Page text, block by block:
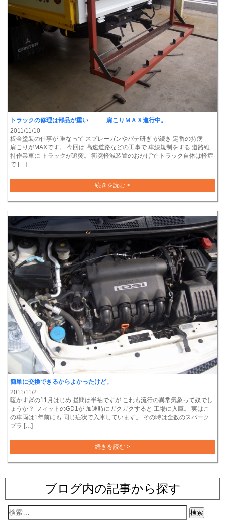
トラックの修理は部品が重い 肩こりＭＡＸ進行中。
2011/11/10
板金塗装の仕事が 重なって スプレーガンやパテ研ぎ が続き 定番の持病
肩こりがMAXです。 今回は 高速道路などの工事で 車線規制をする 道路維
持作業車に トラックが追突。 衝突軽減装置のおかげで トラック自体は軽症
で […]
続きを読む >
簡単に交換できるからよかったけど。
2011/11/2
暖かすぎの11月はじめ 昼間は半袖ですが これも流行の異常気象って奴でし
ょうか？ フィットのGD1が 加速時にガクガクすると 工場に入庫。 実はこ
の車両は1年前にも 同じ症状で入庫しています。 その時は全数のスパーク
プラ […]
続きを読む >
ブログ内の記事から探す